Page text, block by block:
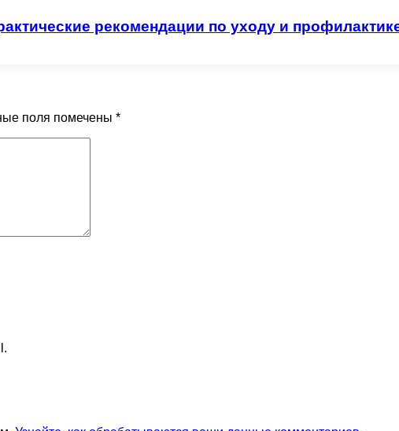
рекомендации по уходу и
поля помечены *